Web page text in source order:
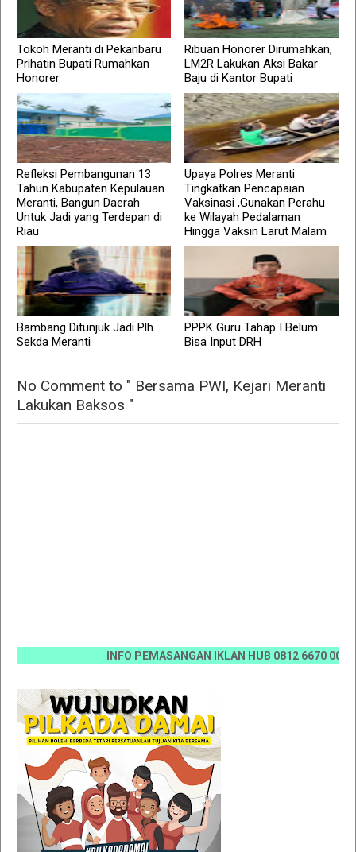
Tokoh Meranti di Pekanbaru
Prihatin Bupati Rumahkan
Honorer
Ribuan Honorer Dirumahkan,
LM2R Lakukan Aksi Bakar
Baju di Kantor Bupati
Refleksi Pembangunan 13
Tahun Kabupaten Kepulauan
Meranti, Bangun Daerah
Untuk Jadi yang Terdepan di
Riau
Upaya Polres Meranti
Tingkatkan Pencapaian
Vaksinasi ,Gunakan Perahu
ke Wilayah Pedalaman
Hingga Vaksin Larut Malam
Bambang Ditunjuk Jadi Plh
Sekda Meranti
PPPK Guru Tahap I Belum
Bisa Input DRH
No Comment to " Bersama PWI, Kejari Meranti
Lakukan Baksos "
INFO PEMASANGAN IKLAN HUB 0812 6670 0070